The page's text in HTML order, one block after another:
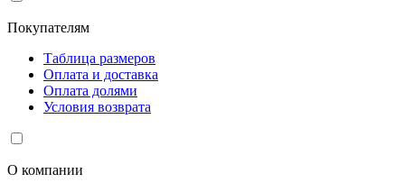
Покупателям
Таблица размеров
Оплата и доставка
Оплата долями
Условия возврата
О компании